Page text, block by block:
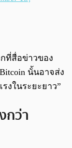
กที่สื่อข่าวของ
นั้นอาจส่ง
งในระยะยาว”
กว่า